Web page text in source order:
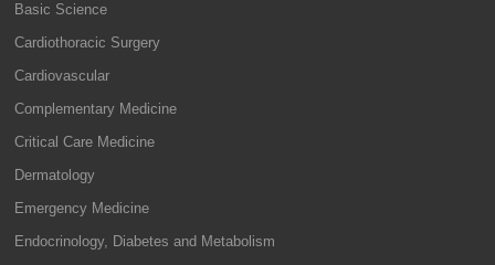
Basic Science
Cardiothoracic Surgery
Cardiovascular
Complementary Medicine
Critical Care Medicine
Dermatology
Emergency Medicine
Endocrinology, Diabetes and Metabolism